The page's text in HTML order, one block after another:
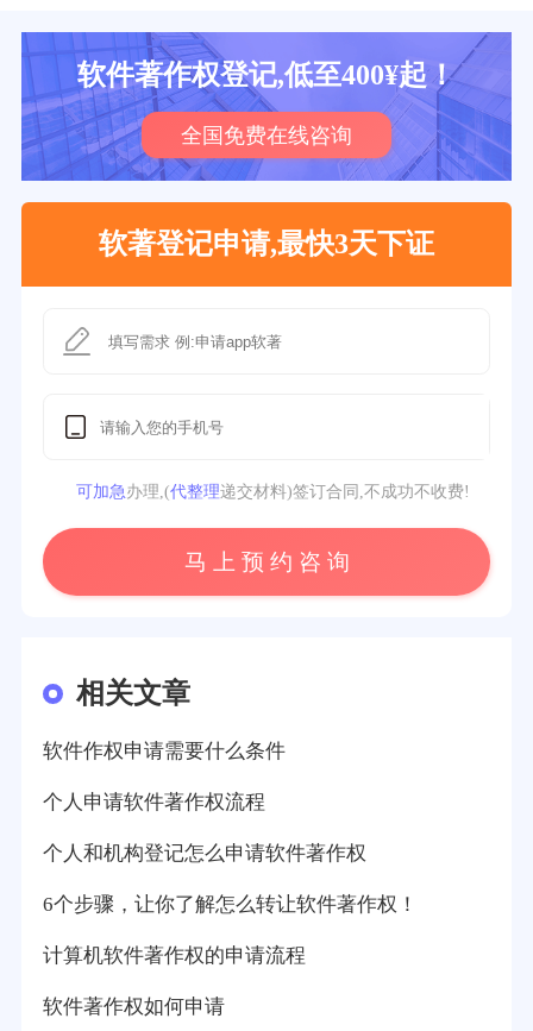
软件著作权登记,低至400¥起！
全国免费在线咨询
软著登记申请,最快3天下证
可加急办理,(代整理递交材料)签订合同,不成功不收费!
马 上 预 约 咨 询
相关文章
软件作权申请需要什么条件
个人申请软件著作权流程
个人和机构登记怎么申请软件著作权
6个步骤，让你了解怎么转让软件著作权！
计算机软件著作权的申请流程
软件著作权如何申请